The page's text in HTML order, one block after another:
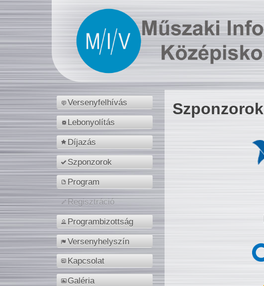
Versenyfelhívás
Lebonyolítás
Díjazás
Szponzorok
Program
Regisztráció
Programbizottság
Versenyhelyszín
Kapcsolat
Galéria
Szponzorok